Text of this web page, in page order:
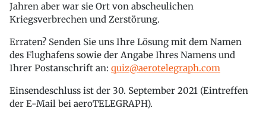
Jahren aber war sie Ort von abscheulichen
Kriegsverbrechen und Zerstörung.
Erraten? Senden Sie uns Ihre Lösung mit dem Namen
des Flughafens sowie der Angabe Ihres Namens und
Ihrer Postanschrift an: quiz@aerotelegraph.com
Einsendeschluss ist der 30. September 2021 (Eintreffen
der E-Mail bei aeroTELEGRAPH).